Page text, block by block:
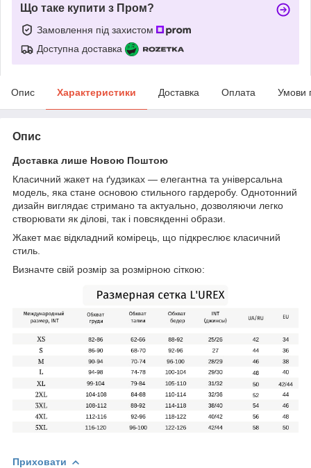
Що таке купити з Пром?
Замовлення під захистом
Доступна доставка
Опис Характеристики Доставка Оплата Умови
Опис
Доставка лише Новою Поштою
Класичний жакет на ґудзиках — елегантна та універсальна
модель, яка стане основою стильного гардеробу. Однотонний
дизайн виглядає стримано та актуально, дозволяючи легко
створювати як ділові, так і повсякденні образи.
Жакет має відкладний комірець, що підкреслює класичний
стиль.
Визначте свій розмір за розмірною сіткою:
Приховати